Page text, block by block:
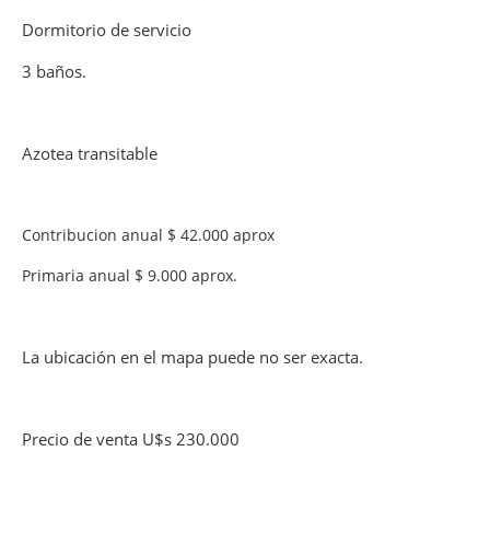
Dormitorio de servicio
3 baños.
Azotea transitable
Contribucion anual $ 42.000 aprox
Primaria anual $ 9.000 aprox.
La ubicación en el mapa puede no ser exacta.
Precio de venta U$s 230.000